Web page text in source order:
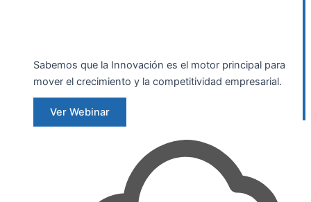
Sabemos que la Innovación es el motor principal para
mover el crecimiento y la competitividad empresarial.
Ver Webinar